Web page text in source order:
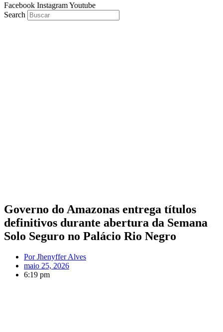
Facebook InstagramYoutube
Search
Governo do Amazonas entrega títulos
definitivos durante abertura da Semana
Solo Seguro no Palácio Rio Negro
PorJhenyffer Alves
maio 25, 2026
6:19 pm